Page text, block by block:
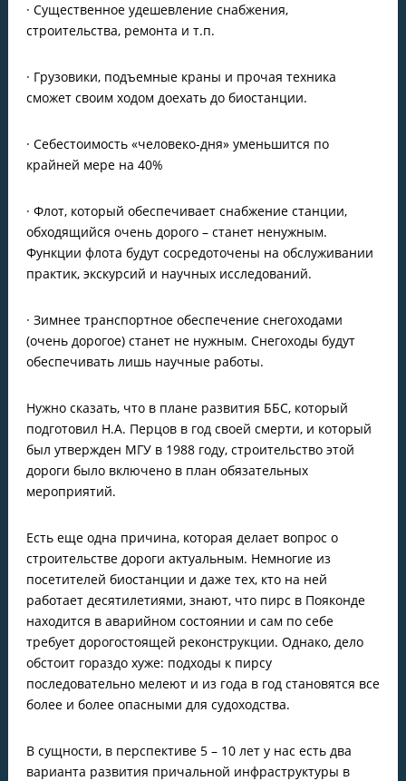
· Существенное удешевление снабжения,
строительства, ремонта и т.п.
· Грузовики, подъемные краны и прочая техника
сможет своим ходом доехать до биостанции.
· Себестоимость «человеко-дня» уменьшится по
крайней мере на 40%
· Флот, который обеспечивает снабжение станции,
обходящийся очень дорого – станет ненужным.
Функции флота будут сосредоточены на обслуживании
практик, экскурсий и научных исследований.
· Зимнее транспортное обеспечение снегоходами
(очень дорогое) станет не нужным. Снегоходы будут
обеспечивать лишь научные работы.
Нужно сказать, что в плане развития ББС, который
подготовил Н.А. Перцов в год своей смерти, и который
был утвержден МГУ в 1988 году, строительство этой
дороги было включено в план обязательных
мероприятий.
Есть еще одна причина, которая делает вопрос о
строительстве дороги актуальным. Немногие из
посетителей биостанции и даже тех, кто на ней
работает десятилетиями, знают, что пирс в Пояконде
находится в аварийном состоянии и сам по себе
требует дорогостоящей реконструкции. Однако, дело
обстоит гораздо хуже: подходы к пирсу
последовательно мелеют и из года в год становятся все
более и более опасными для судоходства.
В сущности, в перспективе 5 – 10 лет у нас есть два
варианта развития причальной инфраструктуры в